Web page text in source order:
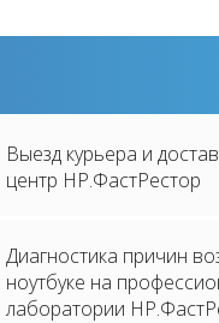
Выезд курьера и
центр HP.ФастРестор
Диагностика причин
ноутбуке на
лаборатории